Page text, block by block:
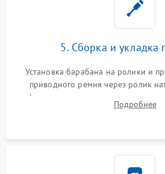
5. Сборка и укладка
Установка барабана на ролики и
приводного ремня через ролик
фиксация всех узлов,
модулю управления. МонтажПодробнее